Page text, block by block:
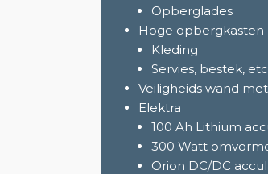
Opberglades
Hoge opbergkasten
Kleding
Servies, bestek,
Veiligheids wand
Elektra
100 Ah Lithium
300 Watt
Orion DC/DC